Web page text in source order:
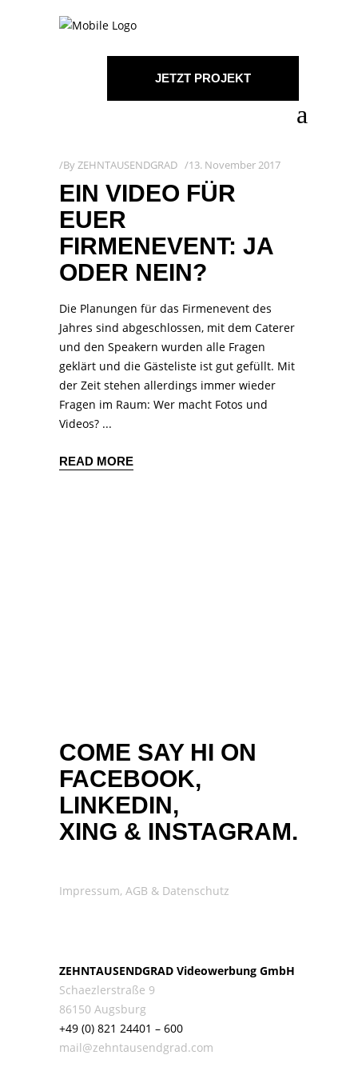
JETZT PROJEKT
ByZEHNTAUSENDGRAD 13. November 2017
EIN VIDEO FÜR
EUER
FIRMENEVENT: JA
ODER NEIN?
Die Planungen für das Firmenevent des
Jahres sind abgeschlossen, mit dem Caterer
und den Speakern wurden alle Fragen
geklärt und die Gästeliste ist gut gefüllt. Mit
der Zeit stehen allerdings immer wieder
Fragen im Raum: Wer macht Fotos und
Videos?
READ MORE
COME SAY HI ON
FACEBOOK,
LINKEDIN,
XING & INSTAGRAM.
Impressum, AGB & Datenschutz
ZEHNTAUSENDGRAD Videowerbung GmbH
Schaezlerstraße 9
86150 Augsburg
+49 (0) 821 24401 – 600
mail@zehntausendgrad.com